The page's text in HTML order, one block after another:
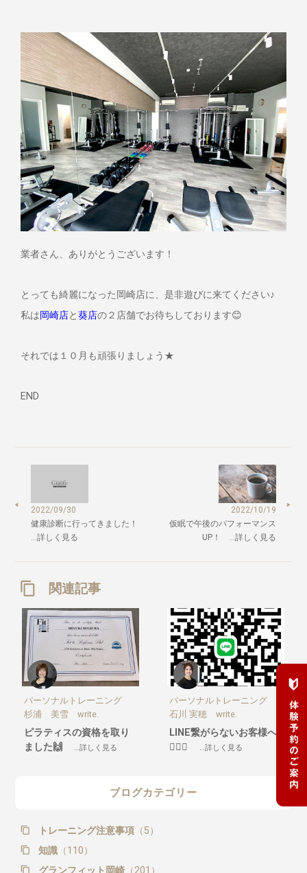
業者さん、ありがとうございます！
とっても綺麗になった岡崎店に、是非遊びに来てください♪
私は岡崎店と葵店の２店舗でお待ちしております😊
それでは１０月も頑張りましょう★
END
2022/09/30
健康診断に行ってきました！
…詳しく見る
2022/10/19
仮眠で午後のパフォーマンス
UP！ …詳しく見る
関連記事
パーソナルトレーニング
杉浦 美雪 write.
ピラティスの資格を取り
ました🙌
…詳しく見る
パーソナルトレーニング
石川 実穂 write.
LINE繋がらないお客様へ
🙇🏼‍♀️
…詳しく見る
ブログカテゴリー
トレーニング注意事項（5）
知識（110）
グランフィット岡崎（201）